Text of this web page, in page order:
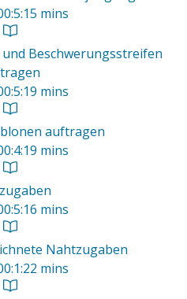
mins
Beschwerungsstreifen
mins
auftragen
mins
mins
Nahtzugaben
mins